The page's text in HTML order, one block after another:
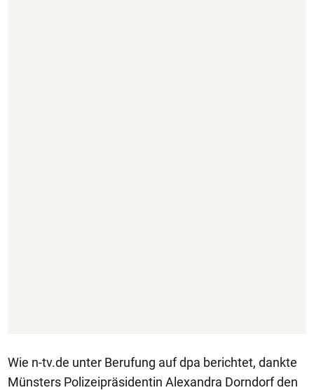
Wie n-tv.de unter Berufung auf dpa berichtet, dankte
Münsters Polizeipräsidentin Alexandra Dorndorf den